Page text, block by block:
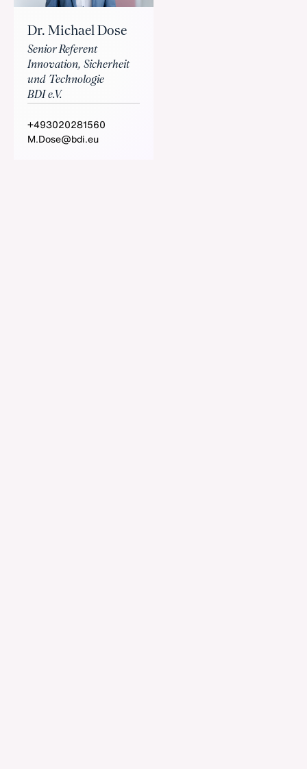
Dr. Michael Dose
Senior Referent
Innovation, Sicherheit
und Technologie
BDI e.V.
+493020281560
M.Dose@bdi.eu